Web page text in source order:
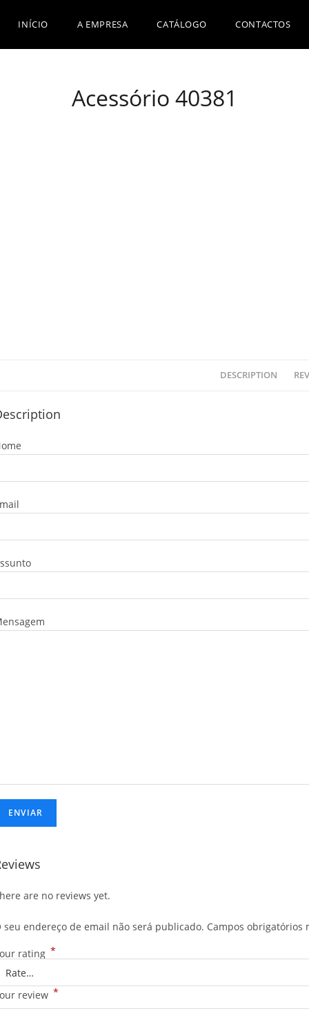
INÍCIO A EMPRESA CATÁLOGO CONTACTOS
Acessório 40381
DESCRIPTION
are no reviews yet.
seu endereço de email não será publicado. Campos obrigatórios
rating *
review *